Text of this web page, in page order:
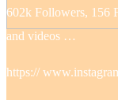
602k Followers, 156
and videos …
https://